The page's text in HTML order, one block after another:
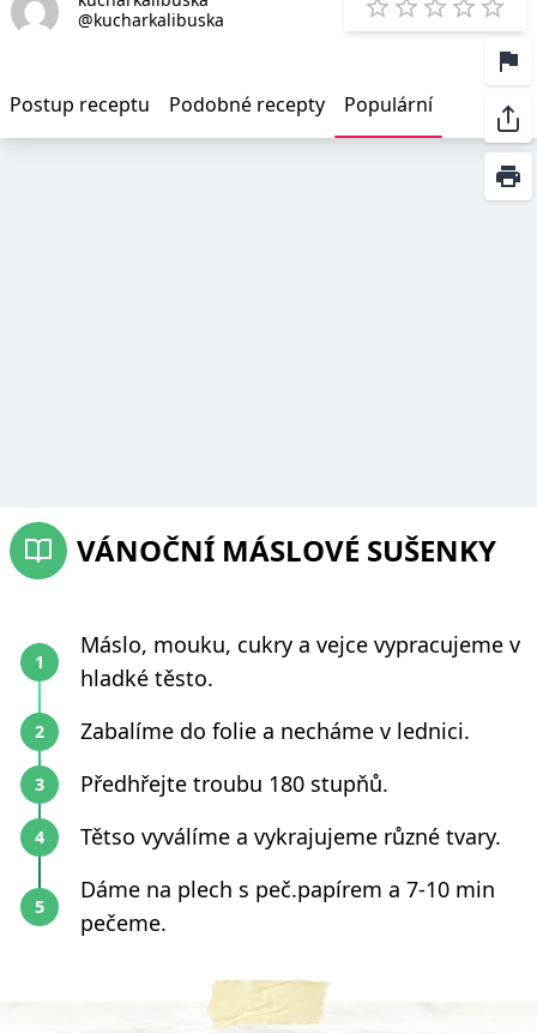
@kucharkalibuska
1 Star
2 Stars
3 Stars
4 5
Postup receptu Podobné recepty Populární
VÁNOČNÍ MÁSLOVÉ SUŠENKY
Máslo, mouku, cukry a vejce vypracujeme v
hladké těsto.
Zabalíme do folie a necháme v lednici.
Předhřejte troubu 180 stupňů.
Tětso vyválíme a vykrajujeme různé tvary.
Dáme na plech s peč.papírem a 7-10 min
pečeme.